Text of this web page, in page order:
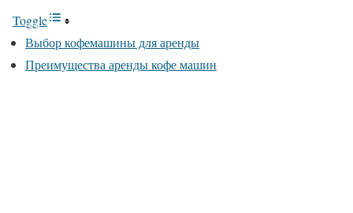
Toggle
Выбор кофемашины для аренды
Преимущества аренды кофе машин